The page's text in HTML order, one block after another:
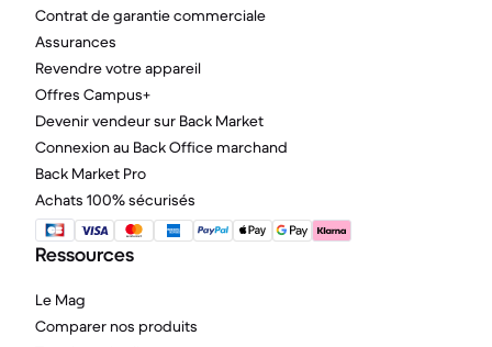
Contrat de garantie commerciale
Assurances
Revendre votre appareil
Offres Campus+
Devenir vendeur sur Back Market
Connexion au Back Office marchand
Back Market Pro
Achats 100% sécurisés
Ressources
Le Mag
Comparer nos produits